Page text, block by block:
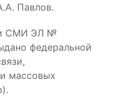
Павлов.
СМИ ЭЛ №
федеральной
массовых